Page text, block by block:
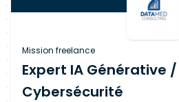
Mission freelance
Expert IA Générative /
Cybersécurité